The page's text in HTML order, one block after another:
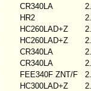
CR340LA
HR2
HC260LAD+Z
HC260LAD+Z
CR340LA
CR340LA
FEE340F ZNT/F
HC300LAD+Z